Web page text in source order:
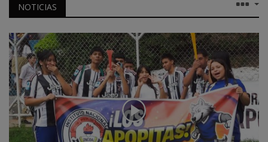
NOTICIAS